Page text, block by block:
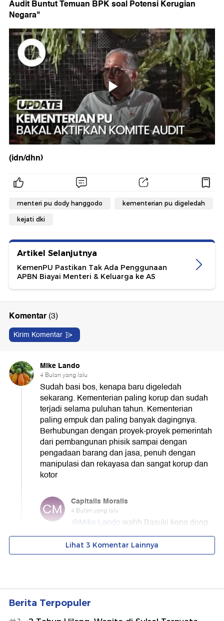
Audit Buntut Temuan BPK soal Potensi Kerugian
Negara"
(idn/dhn)
menteri pu dody hanggodo kementerian pu digeledah
kejati dki
Artikel Selanjutnya
KemenPU Pastikan Tak Ada Penggunaan
APBN Biayai Menteri & Keluarga ke AS
Berita Terpopuler